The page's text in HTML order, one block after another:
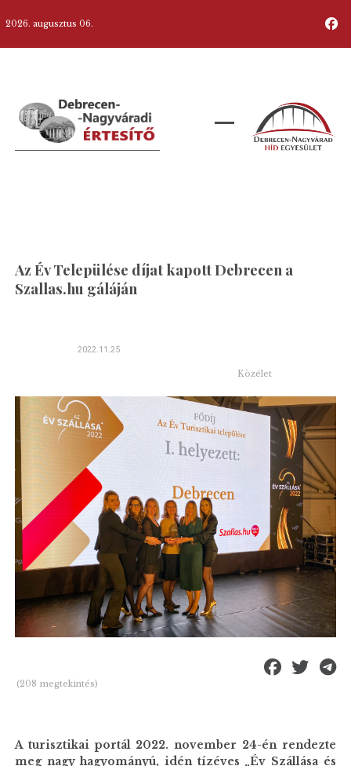
2026. augusztus 06.
Az Év Települése díjat kapott Debrecen a
Szallas.hu gáláján
2022.11.25
Közélet
(208 megtekintés)
A turisztikai portál 2022. november 24-én rendezte
meg nagy hagyományú, idén tízéves „Év Szállása és